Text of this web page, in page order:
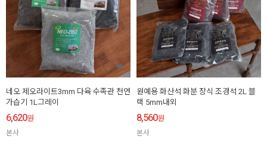
네오 제오라이트3mm 다육 수족관 천연
가습기 1L그레이
6,620원
본사
원예용 화산석 화분 장식 조경석 2L 블
랙 5mm내외
8,560원
본사